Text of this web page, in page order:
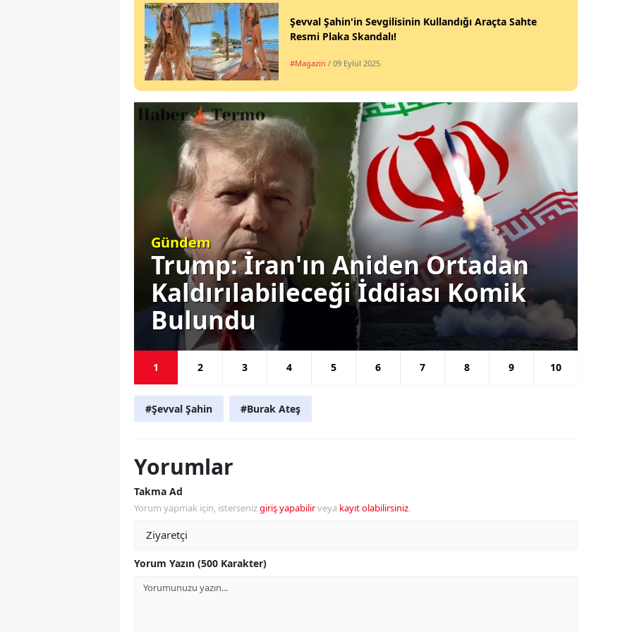
Şevval Şahin'in Sevgilisinin Kullandığı Araçta Sahte
Resmi Plaka Skandalı!
#Magazin / 09 Eylül 2025
Gündem
Trump: İran'ın Aniden Ortadan
Kaldırılabileceği İddiası Komik
Bulundu
1 2 3 4 5 6 7 8 9 10
#Şevval Şahin #Burak Ateş
Yorumlar
Takma Ad
Yorum yapmak için, istersenizgiriş yapabilirveya kayıt olabilirsiniz.
Yorum Yazın (500 Karakter)